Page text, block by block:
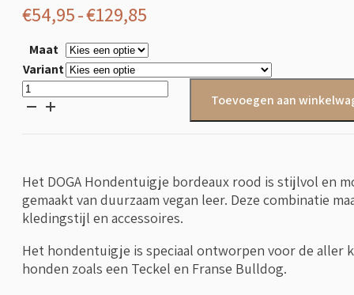
€54,95-€129,85
€54,95
tot
€129,85
Maat
Variant
DOGA
Hondentuigje
Toevoegen aan
Het DOGA Hondentuigje bordeaux rood is stijlvol en
gemaakt van duurzaam vegan leer. Deze combinatie
kledingstijl en accessoires.
Het hondentuigje is speciaal ontworpen voor de aller
honden zoals een Teckel en Franse Bulldog.